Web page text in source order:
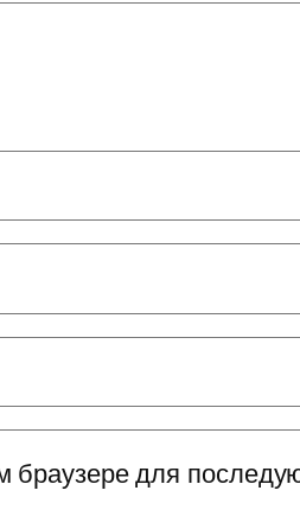
браузере для